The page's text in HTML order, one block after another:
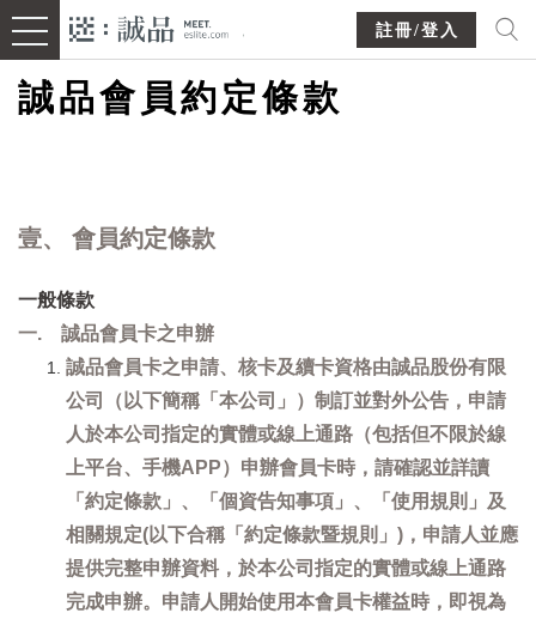
註冊/登入
誠品會員約定條款
壹、 會員約定條款
一般條款
一. 誠品會員卡之申辦
誠品會員卡之申請、核卡及續卡資格由誠品股份有限
公司（以下簡稱「本公司」）制訂並對外公告，申請
人於本公司指定的實體或線上通路（包括但不限於線
上平台、手機APP）申辦會員卡時，請確認並詳讀
「約定條款」、「個資告知事項」、「使用規則」及
相關規定(以下合稱「約定條款暨規則」)，申請人並應
提供完整申辦資料，於本公司指定的實體或線上通路
完成申辦。申請人開始使用本會員卡權益時，即視為